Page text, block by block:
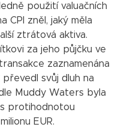
použití valuačních
zněl, jaký měla
ztrátová aktiva.
za jeho půjčku ve
zaznamenána
svůj dluh na
Muddy Waters byla
protihodnotou
EUR.